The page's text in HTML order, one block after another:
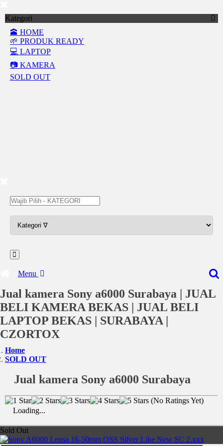
Kategori
🕋 HOME
🌱 PRODUK READY
💻 LAPTOP
📷 KAMERA
SOLD OUT
Menu
Jual kamera Sony a6000 Surabaya | JUAL
BELI KAMERA BEKAS | JUAL BELI
LAPTOP BEKAS | SURABAYA |
CZORTOX
Home
SOLD OUT
Jual kamera Sony a6000 Surabaya
(No Ratings Yet)
Loading...
Sold Out